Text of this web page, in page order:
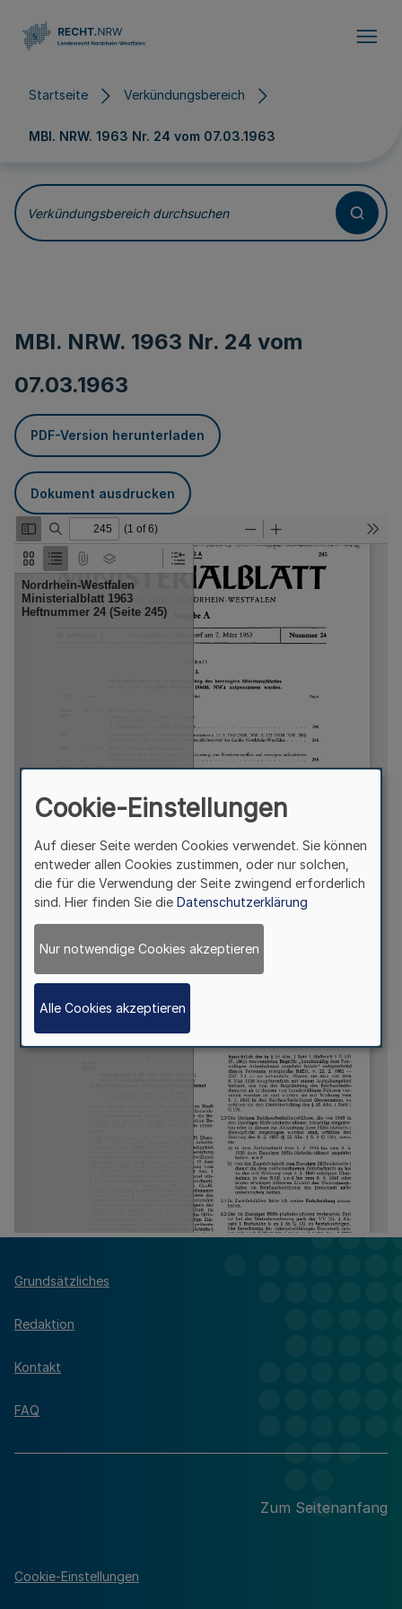
Startseite Verkündungsbereich
MBl. NRW. 1963 Nr. 24 vom 07.03.1963
Verkündungsbereich durchsuchen
MBl. NRW. 1963 Nr. 24 vom
07.03.1963
PDF-Version herunterladen
Dokument ausdrucken
Grundsätzliches
Redaktion
Kontakt
FAQ
Zum Seitenanfang
Cookie-Einstellungen
Cookie-Einstellungen
Auf dieser Seite werden Cookies verwendet. Sie können
entweder allen Cookies zustimmen, oder nur solchen,
die für die Verwendung der Seite zwingend erforderlich
sind. Hier finden Sie die Datenschutzerklärung
Nur notwendige Cookies akzeptieren
Alle Cookies akzeptieren